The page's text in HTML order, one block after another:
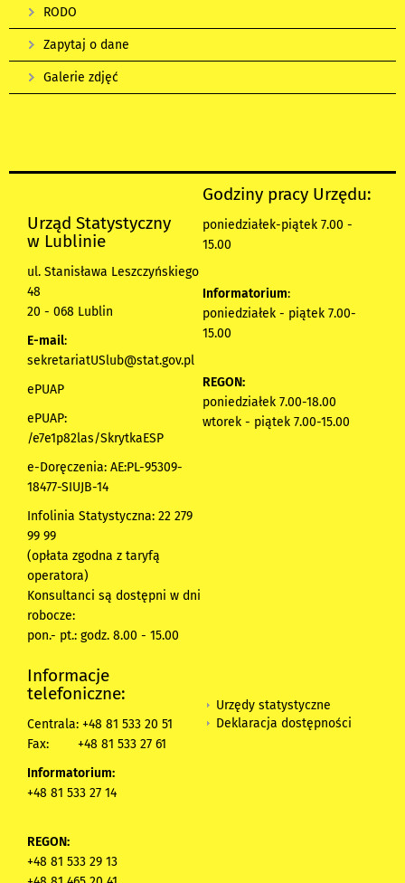
RODO
Zapytaj o dane
Galerie zdjęć
Urząd Statystyczny
w Lublinie
ul. Stanisława Leszczyńskiego
48
20 - 068 Lublin
E-mail:
sekretariatUSlub@stat.gov.pl
ePUAP
ePUAP:
/e7e1p82las/SkrytkaESP
e-Doręczenia: AE:PL-95309-
18477-SIUJB-14
Infolinia Statystyczna: 22 279
99 99
(opłata zgodna z taryfą
operatora)
Konsultanci są dostępni w dni
robocze:
pon.- pt.: godz. 8.00 - 15.00
Godziny pracy Urzędu:
poniedziałek-piątek 7.00 -
15.00
Informatorium:
poniedziałek - piątek 7.00-
15.00
REGON:
poniedziałek 7.00-18.00
wtorek - piątek 7.00-15.00
Informacje
telefoniczne:
Centrala: +48 81 533 20 51
Fax:
+48 81 533 27 61
Informatorium:
+48 81 533 27 14
REGON:
+48 81 533 29 13
Urzędy statystyczne
Deklaracja dostępności